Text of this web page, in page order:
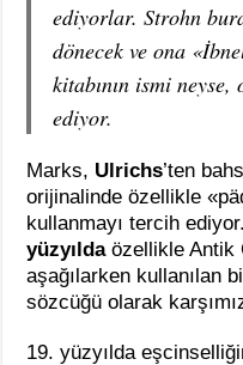
ediyorlar. Strohn
dönecek ve ona
kitabının ismi
ediyor.
Marks, Ulrichs’ten
orijinalinde özellikle
kullanmayı tercih
yüzyıldaözellikle Antik
aşağılarken kullanılan
sözcüğü olarak
19. yüzyılda